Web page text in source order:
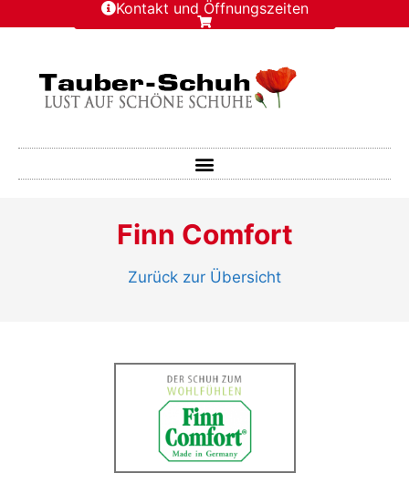
Kontakt und Öffnungszeiten
Finn Comfort
Zurück zur Übersicht